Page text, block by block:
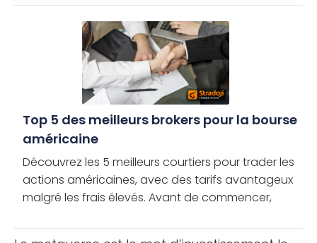
Top 5 des meilleurs brokers pour la bourse
américaine
Découvrez les 5 meilleurs courtiers pour trader les
actions américaines, avec des tarifs avantageux
malgré les frais élevés. Avant de commencer,